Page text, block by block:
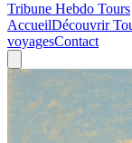
Tribune Hebdo Tours
AccueilDécouvrir
voyagesContact